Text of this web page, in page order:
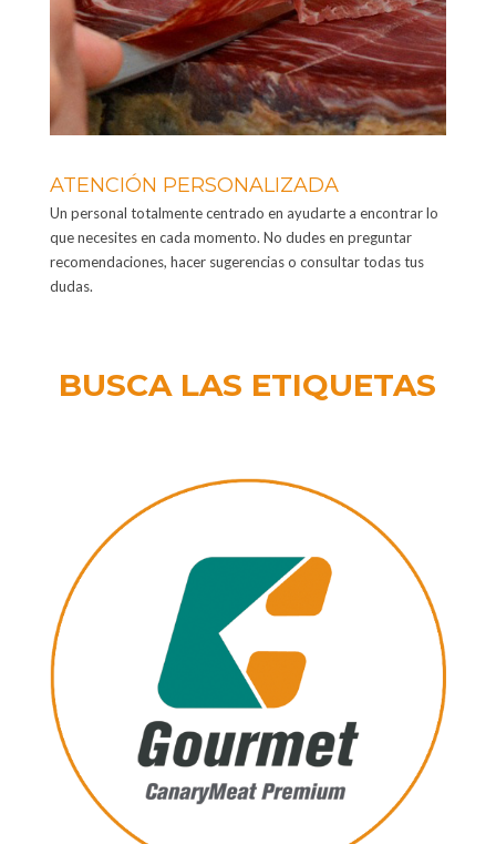
ATENCIÓN PERSONALIZADA
Un personal totalmente centrado en ayudarte a encontrar lo
que necesites en cada momento. No dudes en preguntar
recomendaciones, hacer sugerencias o consultar todas tus
dudas.
BUSCA LAS ETIQUETAS